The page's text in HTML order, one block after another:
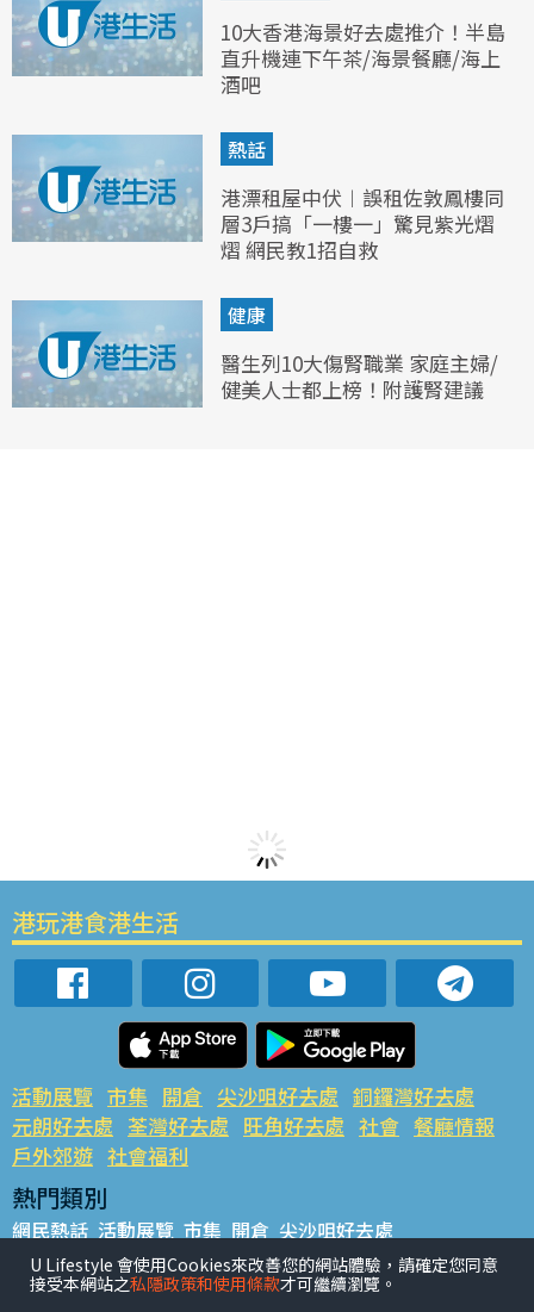
10大香港海景好去處推介！半島
直升機連下午茶/海景餐廳/海上
酒吧
熱話
港漂租屋中伏︱誤租佐敦鳳樓同
層3戶搞「一樓一」驚見紫光熠
熠 網民教1招自救
健康
醫生列10大傷腎職業 家庭主婦/
健美人士都上榜！附護腎建議
港玩港食港生活
活動展覽 市集 開倉 尖沙咀好去處 銅鑼灣好去處
元朗好去處 荃灣好去處 旺角好去處 社會 餐廳情報
戶外郊遊 社會福利
熱門類別
網民熱話 活動展覽 市集 開倉 尖沙咀好去處
銅鑼灣好去處 元朗好去處 荃灣好去處 旺角好去處 社會
餐廳情報 戶外郊遊
U Lifestyle 會使用Cookies來改善您的網站體驗，請確定您同意
接受本網站之私隱政策和使用條款才可繼續瀏覽。